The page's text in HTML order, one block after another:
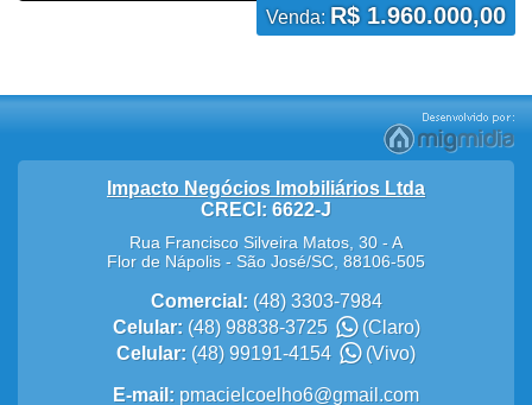
Venda: R$ 1.960.000,00
Impacto Negócios Imobiliários Ltda
CRECI: 6622-J
Rua Francisco Silveira Matos, 30 - A
Flor de Nápolis - São José/SC 88106-505
Comercial: (48) 3303-7984
Celular: (48) 98838-3725
(Claro)
Celular: (48) 99191-4154 (Vivo)
E-mail: pmacielcoelho6@gmail.com